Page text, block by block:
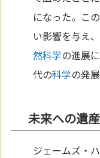
になった。この
い影響を与え、
然科学の進展
代の科学の発
未来への遺産
ジェームズ・